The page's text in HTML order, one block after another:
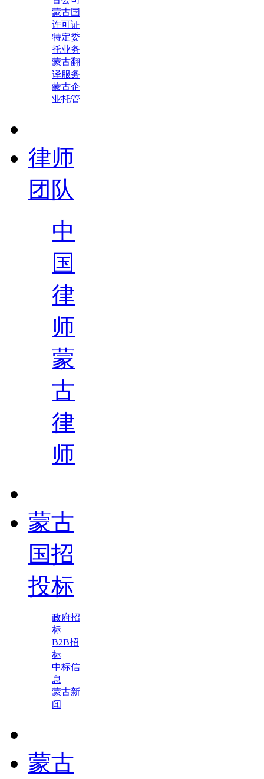
蒙古国
许可证
特定委
托业务
蒙古翻
译服务
蒙古企
业托管
律师
团队
中
国
律
师
蒙
古
律
师
蒙古
国招
投标
政府招
标
B2B招
标
中标信
息
蒙古新
闻
蒙古